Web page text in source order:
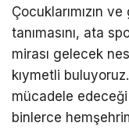
Çocuklarımızın
tanımasını, ata
mirası gelecek
kıymetli buluyoruz.
mücadele
binlerce